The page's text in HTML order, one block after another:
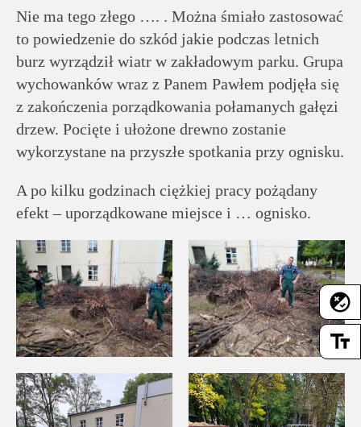
flaky
text_fields
Dla
pracowników
Historia
spacer
Mapa
strony
Deklaracja
dostępności
Nie ma tego złego …. . Można śmiało zastosować
to powiedzenie do szkód jakie podczas letnich
burz wyrządził wiatr w zakładowym parku. Grupa
wychowanków wraz z Panem Pawłem podjęła się
z zakończenia porządkowania połamanych gałęzi
drzew. Pocięte i ułożone drewno zostanie
wykorzystane na przyszłe spotkania przy ognisku.
A po kilku godzinach ciężkiej pracy pożądany
efekt – uporządkowane miejsce i … ognisko.